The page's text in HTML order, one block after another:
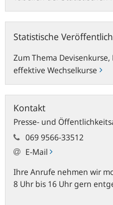
Statistische
Zum Thema Devisenkurse,
effektive Wechselkurse
Veröffentlichungstermine
Kontakt
Presse- und
069 9566-33512
E-Mail
Ihre Anrufe nehmen wir
8 Uhr bis 16 Uhr gern